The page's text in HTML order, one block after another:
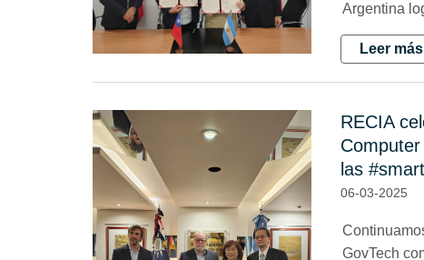
Argentina
Leer
RECIA
las
06-03-2025
GovTech